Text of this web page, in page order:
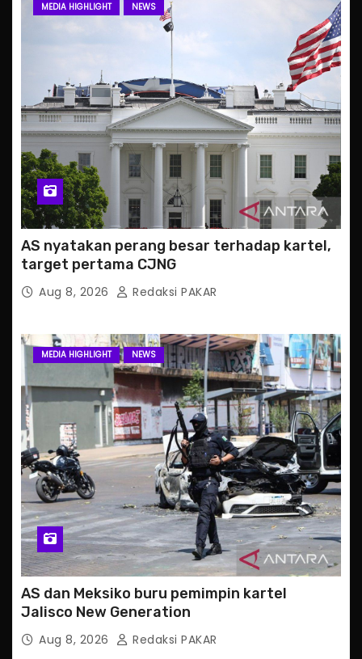
MEDIA HIGHLIGHT NEWS
AS nyatakan perang besar terhadap kartel,
target pertama CJNG
Aug 8, 2026 Redaksi PAKAR
MEDIA HIGHLIGHT NEWS
AS dan Meksiko buru pemimpin kartel
Jalisco New Generation
Aug 8, 2026 Redaksi PAKAR